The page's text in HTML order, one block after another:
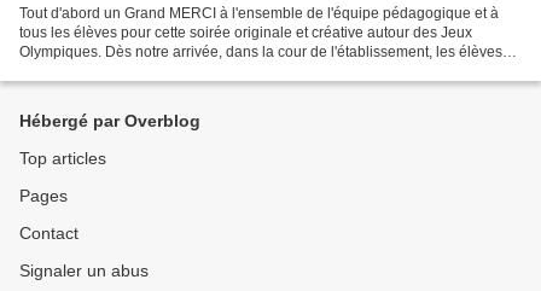
Tout d'abord un Grand MERCI à l'ensemble de l'équipe pédagogique et à
tous les élèves pour cette soirée originale et créative autour des Jeux
Olympiques. Dès notre arrivée, dans la cour de l'établissement, les élèves
Hébergé par Overblog
Top articles
Pages
Contact
Signaler un abus